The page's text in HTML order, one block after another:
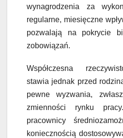
wynagrodzenia za
regularne, miesięczne
pozwalają na pokrycie
zobowiązań.
Współczesna
stawia jednak przed
pewne wyzwania,
zmienności rynku
pracownicy
koniecznością